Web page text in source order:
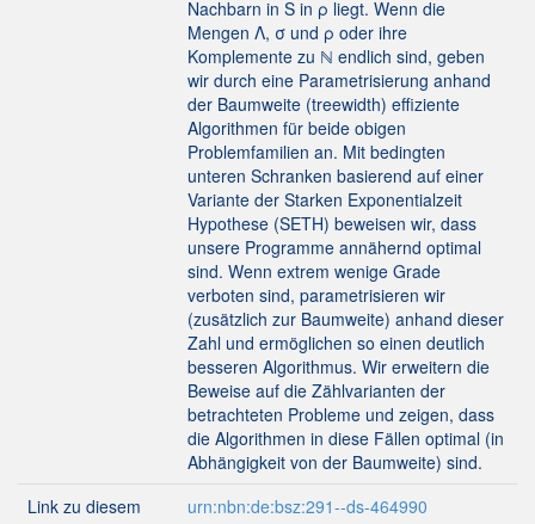
Nachbarn in S in ρ liegt. Wenn die
Mengen Λ, σ und ρ oder ihre
Komplemente zu ℕ endlich sind, geben
wir durch eine Parametrisierung anhand
der Baumweite (treewidth) effiziente
Algorithmen für beide obigen
Problemfamilien an. Mit bedingten
unteren Schranken basierend auf einer
Variante der Starken Exponentialzeit
Hypothese (SETH) beweisen wir, dass
unsere Programme annähernd optimal
sind. Wenn extrem wenige Grade
verboten sind, parametrisieren wir
(zusätzlich zur Baumweite) anhand dieser
Zahl und ermöglichen so einen deutlich
besseren Algorithmus. Wir erweitern die
Beweise auf die Zählvarianten der
betrachteten Probleme und zeigen, dass
die Algorithmen in diese Fällen optimal (in
Abhängigkeit von der Baumweite) sind.
Link zu diesem
urn:nbn:de:bsz:291--ds-464990